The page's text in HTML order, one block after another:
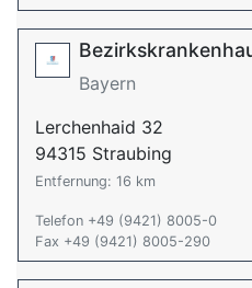
Bayern
Lerchenhaid 32
94315 Straubing
Entfernung: 16 km
Telefon +49 (9421) 8005-0
Fax +49 (9421) 8005-290